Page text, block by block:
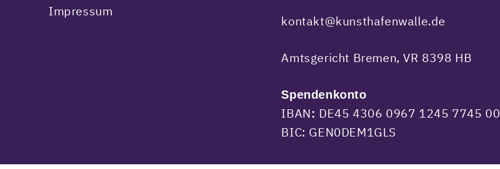
Impressum
kontakt@kunsthafenwalle.de
Amtsgericht Bremen, VR 8398 HB
Spendenkonto
IBAN: DE45 4306 0967 1245 7745 00
BIC: GEN0DEM1GLS